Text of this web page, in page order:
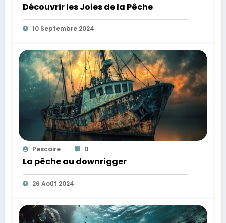
Découvrir les Joies de la Pêche
10 Septembre 2024
Pescaire 0
La pêche au downrigger
26 Août 2024